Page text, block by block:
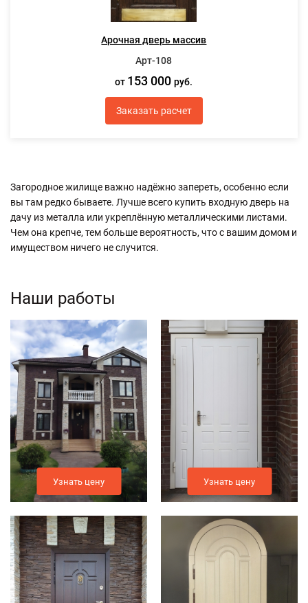
Арочная дверь массив
Арт-108
от 153 000руб.
Заказать расчет
Загородное жилище важно надёжно запереть, особенно если
вы там редко бываете. Лучше всего купить входную дверь на
дачу из металла или укреплённую металлическими листами.
Чем она крепче, тем больше вероятность, что с вашим домом и
имуществом ничего не случится.
Наши работы
Узнать цену Узнать цену